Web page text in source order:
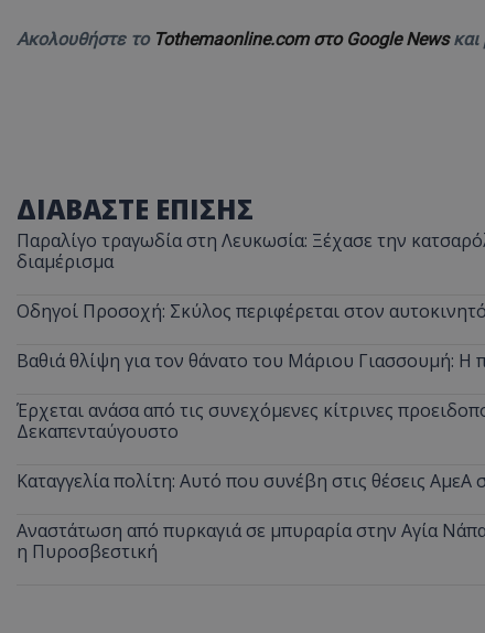
Ακολουθήστε το Tothemaonline.com στο Google News
ΔΙΑΒΑΣΤΕ ΕΠΙΣΗΣ
Παραλίγο τραγωδία στη Λευκωσία: Ξέχασε την
διαμέρισμα
Οδηγοί Προσοχή: Σκύλος περιφέρεται στον
Βαθιά θλίψη για τον θάνατο του Μάριου Γιασσουμή: Η
Έρχεται ανάσα από τις συνεχόμενες κίτρινες
Δεκαπενταύγουστο
Καταγγελία πολίτη: Αυτό που συνέβη στις θέσεις
Αναστάτωση από πυρκαγιά σε μπυραρία στην Αγία
η Πυροσβεστική